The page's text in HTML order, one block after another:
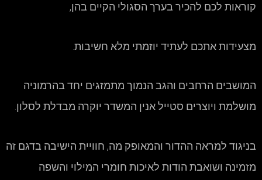
קוראות לכם להכיר בערך הסגולי הקיים בהן,
מצעידות אתכם לעתיד יוזמתי מלא חשיבות.
המושבים הרחבים והגב הנמוך מתמזגים יחד בהרמוניה
מושלמת ויוצרים סטייל אנין המשדר יוקרה מבדלת לסלון.
בניגוד למראה ההדור והמאופק מה, חוויית הישיבה בדגם זה
מזמינה ושואבת הודות לאיכות חומרי המילוי והשפה